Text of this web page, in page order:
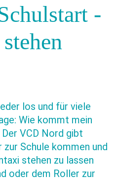
-
los und für viele
Wie kommt mein
VCD Nord gibt
Schule kommen und
stehen zu lassen
oder dem Roller zur